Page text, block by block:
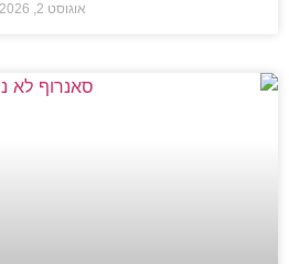
אוגוסט 2, 2026